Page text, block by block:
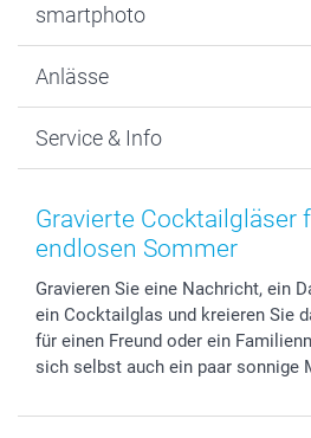
Fotogeschenke
MyNameBook
Fotoabzüge, Fotos als Buch &
Zubehör & Material
Foto-Kalender & Agenden
Geschenk-Gutscheine (PDF)
smartphoto
Warum smartphoto
Datenschutz
AGB
Impressum
Partnerprogramme
Investor Relations
B2B smartbusiness
Anlässe
Neujahr
Muttertag
Vatertag
Hochzeit
Geburtstag
Geburt
Service & Info
Anmelden /Registrieren
Preise und Versandkosten
72h Lieferung
Zahlungsmöglichkeiten
Sitemap
smartfriends
Gravierte Cocktailgläser
endlosen Sommer
Gravieren Sie eine Nachricht, ein
ein Cocktailglas und kreieren Sie
für einen Freund oder ein
sich selbst auch ein paar sonnige